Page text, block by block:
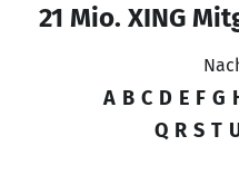
21 Mio. XING
A B C D E F G
Q R S T